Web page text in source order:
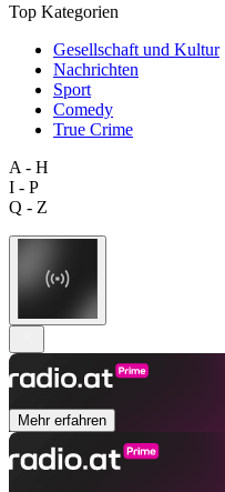
Top Kategorien
Gesellschaft und Kultur
Nachrichten
Sport
Comedy
True Crime
A - H
I - P
Q - Z
Mehr erfahren